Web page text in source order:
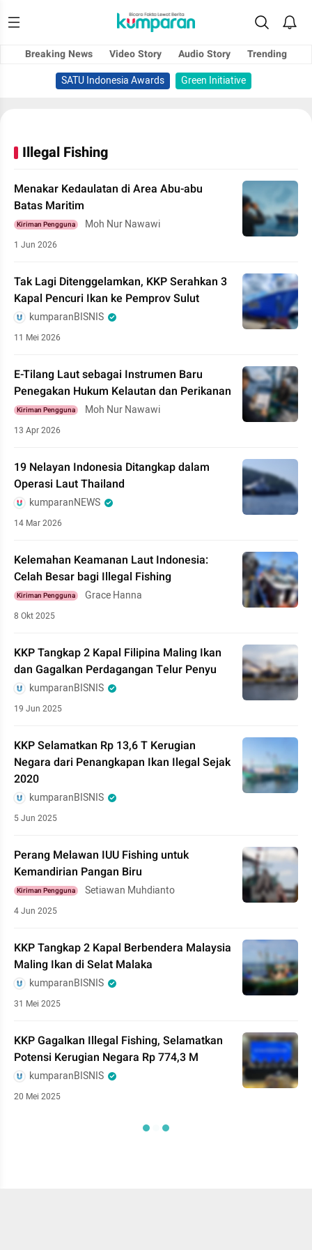
Breaking News Video Story Audio Story
Trending
SATU Indonesia Awards
Green Initiative
Illegal Fishing
Menakar Kedaulatan di Area Abu-abu
Batas Maritim
Kiriman Pengguna Moh Nur Nawawi
1 Jun 2026
Tak Lagi Ditenggelamkan, KKP Serahkan 3
Kapal Pencuri Ikan ke Pemprov Sulut
kumparanBISNIS
11 Mei 2026
E-Tilang Laut sebagai Instrumen Baru
Penegakan Hukum Kelautan dan Perikanan
Kiriman Pengguna Moh Nur Nawawi
13 Apr 2026
19 Nelayan Indonesia Ditangkap dalam
Operasi Laut Thailand
kumparanNEWS
14 Mar 2026
Kelemahan Keamanan Laut Indonesia:
Celah Besar bagi Illegal Fishing
Kiriman Pengguna Grace Hanna
8 Okt 2025
KKP Tangkap 2 Kapal Filipina Maling Ikan
dan Gagalkan Perdagangan Telur Penyu
kumparanBISNIS
19 Jun 2025
KKP Selamatkan Rp 13,6 T Kerugian
Negara dari Penangkapan Ikan Ilegal Sejak
2020
kumparanBISNIS
5 Jun 2025
Perang Melawan IUU Fishing untuk
Kemandirian Pangan Biru
Kiriman Pengguna Setiawan Muhdianto
4 Jun 2025
KKP Tangkap 2 Kapal Berbendera Malaysia
Maling Ikan di Selat Malaka
kumparanBISNIS
31 Mei 2025
KKP Gagalkan Illegal Fishing, Selamatkan
Potensi Kerugian Negara Rp 774,3 M
kumparanBISNIS
20 Mei 2025